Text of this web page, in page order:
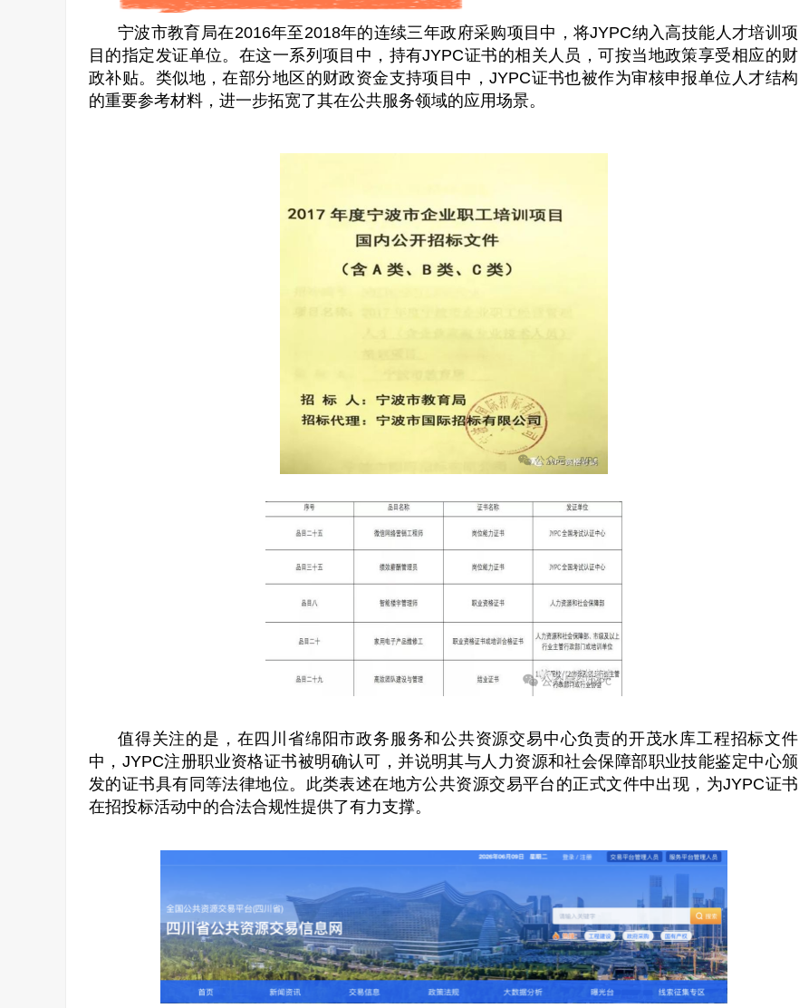
宁波市教育局在2016年至2018年的连续三年政府采购项目中，将JYPC纳入高技能人才培训项
目的指定发证单位。在这一系列项目中，持有JYPC证书的相关人员，可按当地政策享受相应的财
政补贴。类似地，在部分地区的财政资金支持项目中，JYPC证书也被作为审核申报单位人才结构
的重要参考材料，进一步拓宽了其在公共服务领域的应用场景。
值得关注的是，在四川省绵阳市政务服务和公共资源交易中心负责的开茂水库工程招标文件
中，JYPC注册职业资格证书被明确认可，并说明其与人力资源和社会保障部职业技能鉴定中心颁
发的证书具有同等法律地位。此类表述在地方公共资源交易平台的正式文件中出现，为JYPC证书
在招投标活动中的合法合规性提供了有力支撑。